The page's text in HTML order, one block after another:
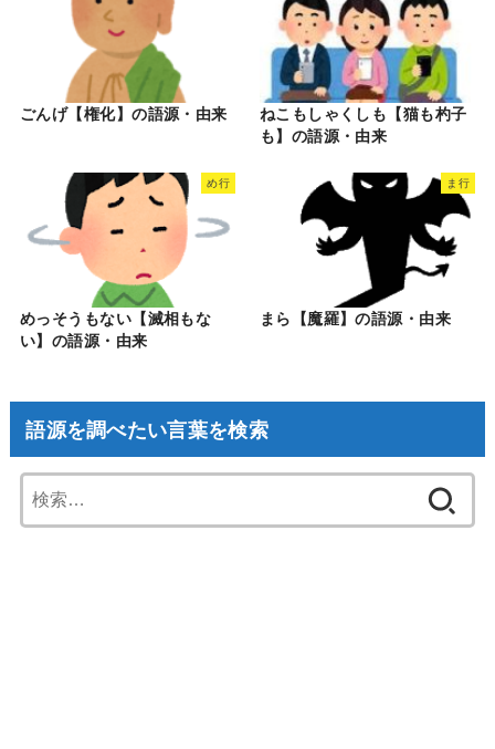
ごんげ【権化】の語源・由来
ねこもしゃくしも【猫も杓子
も】の語源・由来
め行
めっそうもない【滅相もな
い】の語源・由来
ま行
まら【魔羅】の語源・由来
語源を調べたい言葉を検索
索: